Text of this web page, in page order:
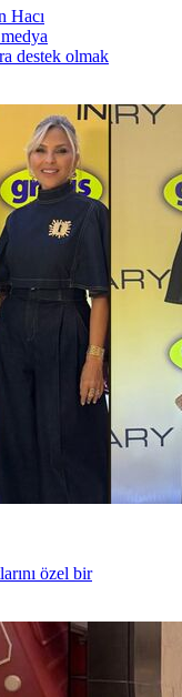
Hacı
destek olmak
özel bir